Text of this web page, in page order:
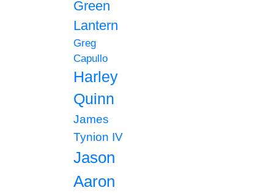
Green
Lantern
Greg
Capullo
Harley
Quinn
James
Tynion IV
Jason
Aaron